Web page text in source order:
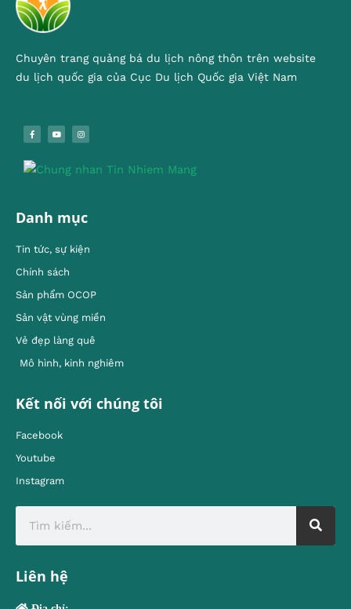
Chuyên trang quảng bá du lịch nông thôn trên website
du lịch quốc gia của Cục Du lịch Quốc gia Việt Nam
Danh mục
Tin tức, sự kiện
Chính sách
Sản phẩm OCOP
Sản vật vùng miền
Vẻ đẹp làng quê
Mô hình, kinh nghiêm
Kết nối với chúng tôi
Facebook
Youtube
Instagram
Liên hệ